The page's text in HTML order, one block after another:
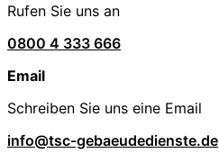
Rufen Sie uns an
0800 4 333 666
Email
Schreiben Sie uns eine Email
info@tsc-gebaeudedienste.de